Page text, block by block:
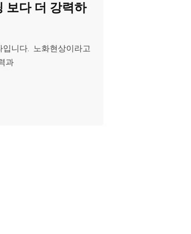
보다 더 강력하
니다. ​ 노화현상이라고
과